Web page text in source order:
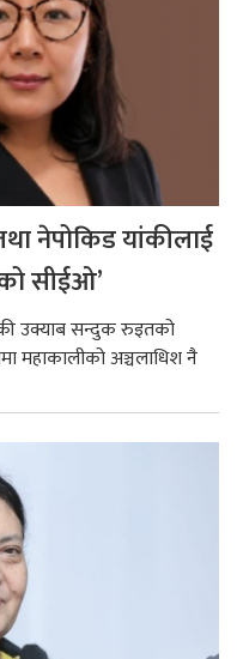
नेपोकिड यांकीलाई
सीईओ’
उक्याब सन्दुक रुइतको
महाकालीको अञ्चलाधिश नै